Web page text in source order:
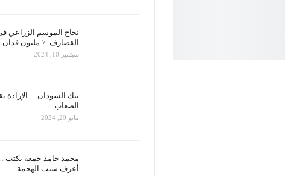
نجاح الموسم الزراعي
القضارف..7 مليون فدان تنتظر…
سبتمبر 10, 2024
بنك السودان….الإرادة
الصعاب
مايو 29, 2024
محمد حامد جمعة يكتب
أعرف سبب الهجمة…